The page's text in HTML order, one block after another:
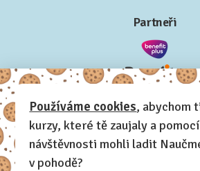
Partneři
Používáme cookies, abychom
kurzy, které tě zaujaly a
návštěvnosti mohli ladit
v pohodě?